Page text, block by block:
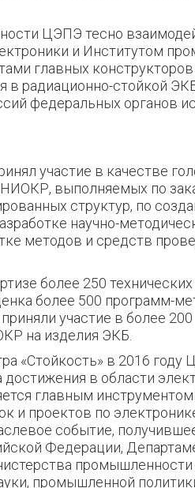
ЦЭПЭ тесно
и Институтом
главных конструкторов
радиационно-стойкой
федеральных органов
участие в качестве
НИОКР, выполняемых по
структур, по
научно-
методов и средств
более 250
более 500 программ-
участие в более 200
на изделия ЭКБ.
«Стойкость» в 2016 году
в области
главным
и проектов по
событие,
Федерации,
промышленности
промышленной